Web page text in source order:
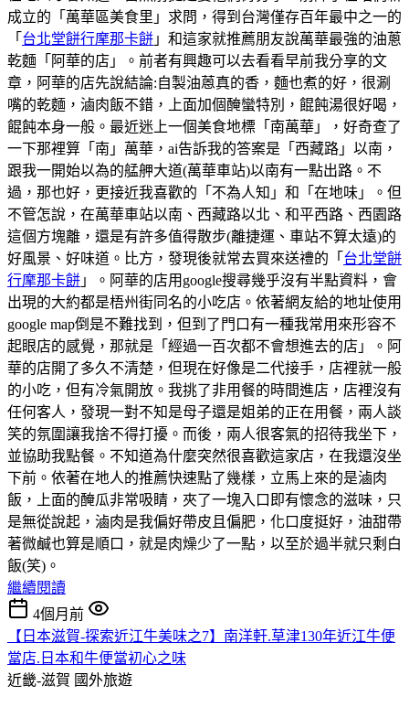
成立的「萬華區美食里」求問，得到台灣僅存百年最中之一的
「 台北堂餅行摩那卡餅 」和這家就推薦朋友說萬華最強的油蔥
乾麵「阿華的店」。前者有興趣可以去看看早前我分享的文
章，阿華的店先說結論:自製油蒽真的香，麵也煮的好，很涮
嘴的乾麵，滷肉飯不錯，上面加個醃蠻特別，餛飩湯很好喝，
餛飩本身一般。最近迷上一個美食地標「南萬華」，好奇查了
一下那裡算「南」萬華，ai告訴我的答案是「西藏路」以南，
跟我一開始以為的艋舺大道(萬華車站)以南有一點出路。不
過，那也好，更接近我喜歡的「不為人知」和「在地味」。但
不管怎說，在萬華車站以南、西藏路以北、和平西路、西園路
這個方塊離，還是有許多值得散步(離捷運、車站不算太遠)的
好風景、好味道。比方，發現後就常去買來送禮的「 台北堂餅
行摩那卡餅 」。阿華的店用google搜尋幾乎沒有半點資料，會
出現的大約都是梧州街同名的小吃店。依著網友給的地址使用
google map倒是不難找到，但到了門口有一種我常用來形容不
起眼店的感覺，那就是「經過一百次都不會想進去的店」。阿
華的店開了多久不清楚，但現在好像是二代接手，店裡就一般
的小吃，但有冷氣開放。我挑了非用餐的時間進店，店裡沒有
任何客人，發現一對不知是母子還是姐弟的正在用餐，兩人談
笑的氛圍讓我捨不得打擾。而後，兩人很客氣的招待我坐下，
並協助我點餐。不知道為什麼突然很喜歡這家店，在我還沒坐
下前。依著在地人的推薦快速點了幾樣，立馬上來的是滷肉
飯，上面的醃瓜非常吸睛，夾了一塊入口即有懷念的滋味，只
是無從說起，滷肉是我偏好帶皮且偏肥，化口度挺好，油甜帶
著微鹹也算是順口，就是肉燥少了一點，以至於過半就只剩白
飯(笑)。
繼續閱讀
4個月前
【日本滋賀-探索近江牛美味之7】南洋軒.草津130年近江牛便
當店.日本和牛便當初心之味
近畿-滋賀 國外旅遊